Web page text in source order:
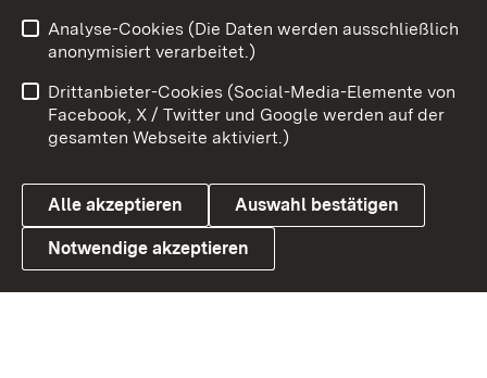
Link zum Landesportal
Benutzungshinweise
Barrierefreiheit
Datenschutz
Cookies
Analyse-Cookies (Die Daten werden ausschließlich
anonymisiert verarbeitet.)
Drittanbieter-Cookies (Social-Media-Elemente von
Facebook, X / Twitter und Google werden auf der
gesamten Webseite aktiviert.)
Alle akzeptieren Auswahl bestätigen
Notwendige akzeptieren